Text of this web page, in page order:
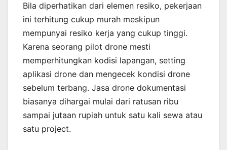
Bila diperhatikan dari elemen resiko, pekerjaan
ini terhitung cukup murah meskipun
mempunyai resiko kerja yang cukup tinggi.
Karena seorang pilot drone mesti
memperhitungkan kodisi lapangan, setting
aplikasi drone dan mengecek kondisi drone
sebelum terbang. Jasa drone dokumentasi
biasanya dihargai mulai dari ratusan ribu
sampai jutaan rupiah untuk satu kali sewa atau
satu project.